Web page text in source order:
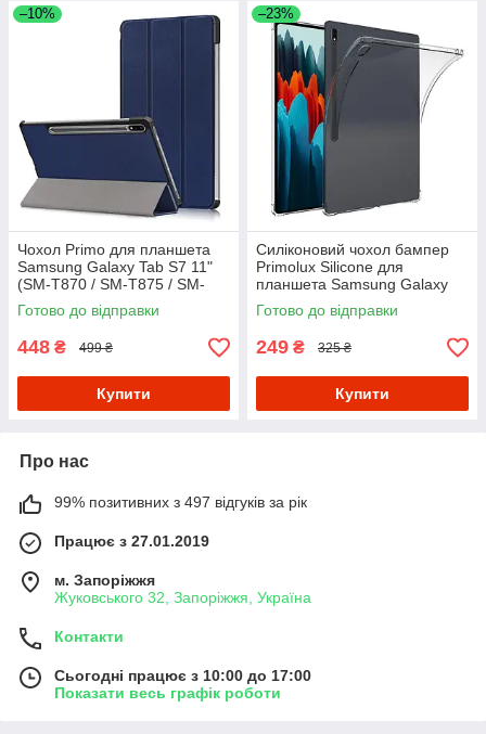
–10%
Чохол Primo для планшета
Samsung Galaxy Tab S7 11"
(SM-T870 / SM-T875 / SM-
T878) Slim - Dark Blue
Готово до відправки
448 ₴ 499 ₴
Купити
–23%
Силіконовий чохол бампер
Primolux Silicone для
планшета Samsung Galaxy
Tab S7 11" (SM-T870 / SM-
T875 / SM-T878) - Clear
Готово до відправки
249 ₴ 325 ₴
Купити
Про нас
99% позитивних з 497 відгуків за рік
Працює з 27.01.2019
м. Запоріжжя
Жуковського 32, Запоріжжя, Україна
Контакти
Сьогодні працює з 10:00 до 17:00
Показати весь графік роботи